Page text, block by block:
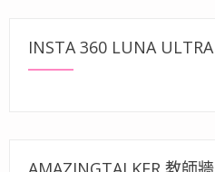
INSTA 360 LUNA ULTRA